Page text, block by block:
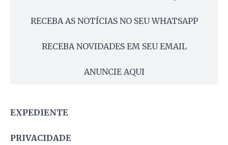
RECEBA AS NOTÍCIAS NO SEU WHATSAPP
RECEBA NOVIDADES EM SEU EMAIL
ANUNCIE AQUI
EXPEDIENTE
PRIVACIDADE